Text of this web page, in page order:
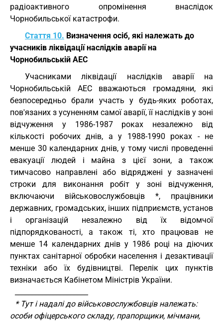
радіоактивного опромінення внаслідок
Чорнобильської катастрофи.
Стаття 10. Визначення осіб, які належать до
учасників ліквідації наслідків аварії на
Чорнобильській АЕС
Учасниками ліквідації наслідків аварії на
Чорнобильській АЕС вважаються громадяни, які
безпосередньо брали участь у будь-яких роботах,
пов'язаних з усуненням самої аварії, її наслідків у зоні
відчуження у 1986-1987 роках незалежно від
кількості робочих днів, а у 1988-1990 роках - не
менше 30 календарних днів, у тому числі проведенні
евакуації людей і майна з цієї зони, а також
тимчасово направлені або відряджені у зазначені
строки для виконання робіт у зоні відчуження,
включаючи військовослужбовців *, працівники
державних, громадських, інших підприємств, установ
і організацій незалежно від їх відомчої
підпорядкованості, а також ті, хто працював не
менше 14 календарних днів у 1986 році на діючих
пунктах санітарної обробки населення і дезактивації
техніки або їх будівництві. Перелік цих пунктів
визначається Кабінетом Міністрів України.
* Тут і надалі до військовослужбовців належать:
особи офіцерського складу, прапорщики, мічмани,